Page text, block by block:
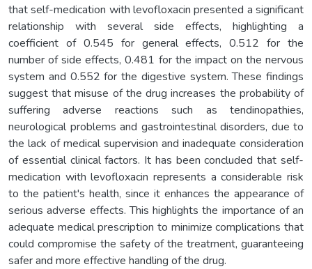
that self-medication with levofloxacin presented a significant
relationship with several side effects, highlighting a
coefficient of 0.545 for general effects, 0.512 for the
number of side effects, 0.481 for the impact on the nervous
system and 0.552 for the digestive system. These findings
suggest that misuse of the drug increases the probability of
suffering adverse reactions such as tendinopathies,
neurological problems and gastrointestinal disorders, due to
the lack of medical supervision and inadequate consideration
of essential clinical factors. It has been concluded that self-
medication with levofloxacin represents a considerable risk
to the patient's health, since it enhances the appearance of
serious adverse effects. This highlights the importance of an
adequate medical prescription to minimize complications that
could compromise the safety of the treatment, guaranteeing
safer and more effective handling of the drug.